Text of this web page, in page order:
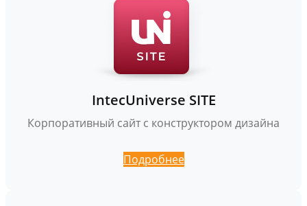
IntecUniverse SITE
Корпоративный сайт с конструктором дизайна
Подробнее